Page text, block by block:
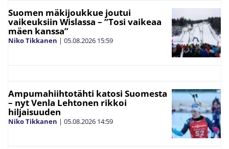
Suomen mäkijoukkue joutui
vaikeuksiin Wislassa – ”Tosi vaikeaa
mäen kanssa”
Niko Tikkanen | 05.08.2026 15:59
Ampumahiihtotähti katosi Suomesta
– nyt Venla Lehtonen rikkoi
hiljaisuuden
Niko Tikkanen | 05.08.2026 14:59